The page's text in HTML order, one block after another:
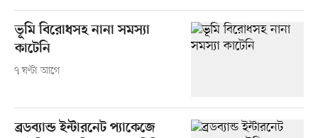
ভূমি বিরোধসহ নানা সমস্যা
কাটেনি
৭ ঘণ্টা আগে
ব্রডব্যান্ড ইন্টারনেট প্যাকেজে